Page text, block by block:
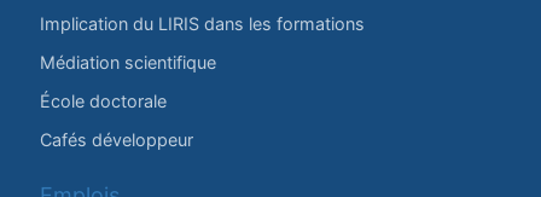
Implication du LIRIS dans les formations
Médiation scientifique
École doctorale
Cafés développeur